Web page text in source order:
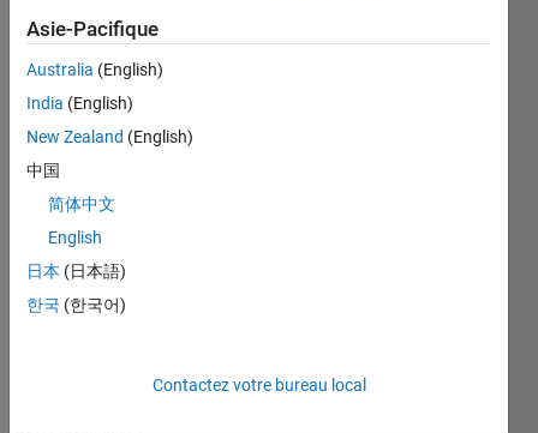
an initial
condition,
and then
plots the
solution
along with
the slope
differential
equation.
Asie-Pacifique
Australia (English)
India (English)
New Zealand (English)
中国
简体中文
English
日本 (日本語)
한국 (한국어)
Contactez votre bureau local